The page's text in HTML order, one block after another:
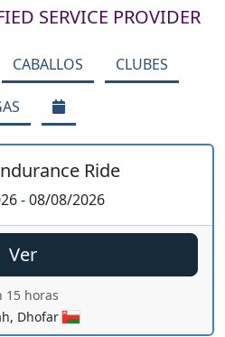
SERVICE PROVIDER
CABALLOS CLUBES
Ride
- 08/08/2026
Ver
15 horas
Dhofar